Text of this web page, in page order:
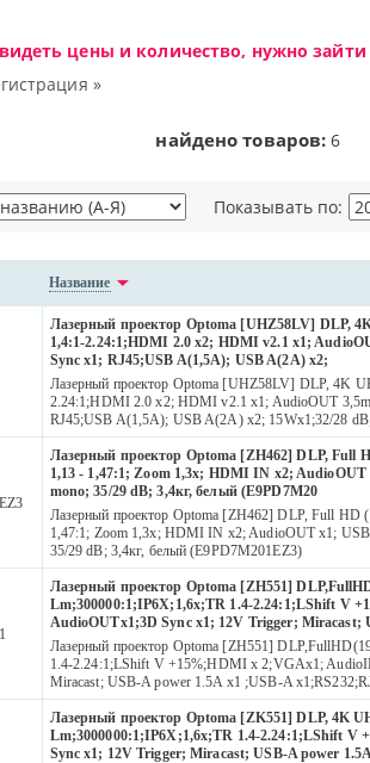
цены и количество, нужно зайти
»
найдено товаров: 6
Показывать по:
Название
Лазерный проектор Optoma [UHZ58LV] DLP,
1,4:1-2.24:1;HDMI 2.0 x2; HDMI v2.1 x1;
Sync x1; RJ45;USB A(1,5A); USB A(2A) x2;
Лазерный проектор Optoma [UHZ58LV] DLP, 4K
2.24:1;HDMI 2.0 x2; HDMI v2.1 x1; AudioOUT
RJ45;USB A(1,5A); USB A(2A) x2; 15Wх1;32/28
Лазерный проектор Optoma [ZH462] DLP, Full
1,13 - 1,47:1; Zoom 1,3x; HDMI IN x2;
mono; 35/29 dB; 3,4кг, белый (E9PD7M20
Лазерный проектор Optoma [ZH462] DLP, Full HD
1,47:1; Zoom 1,3x; HDMI IN x2; AudioOUT x1;
35/29 dB; 3,4кг, белый (E9PD7M201EZ3)
Лазерный проектор Optoma [ZH551]
Lm;300000:1;IP6X;1,6x;TR 1.4-2.24:1;LShift V
AudioOUTx1;3D Sync x1; 12V Trigger; Miracast;
Лазерный проектор Optoma [ZH551]
1.4-2.24:1;LShift V +15%;HDMI x 2;VGAx1;
Miracast; USB-A power 1.5A x1 ;USB-A
Лазерный проектор Optoma [ZK551] DLP, 4K
Lm;3000000:1;IP6X;1,6x;TR 1.4-2.24:1;LShift V
Sync x1; 12V Trigger; Miracast; USB-A power